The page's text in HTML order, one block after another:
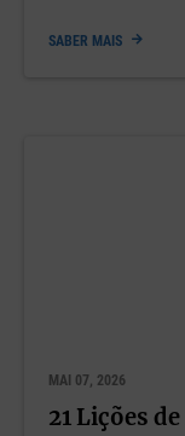
SABER MAIS
MAI 07, 2026
21 Lições